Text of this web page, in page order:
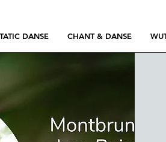
DANSE CHANT & DANSE